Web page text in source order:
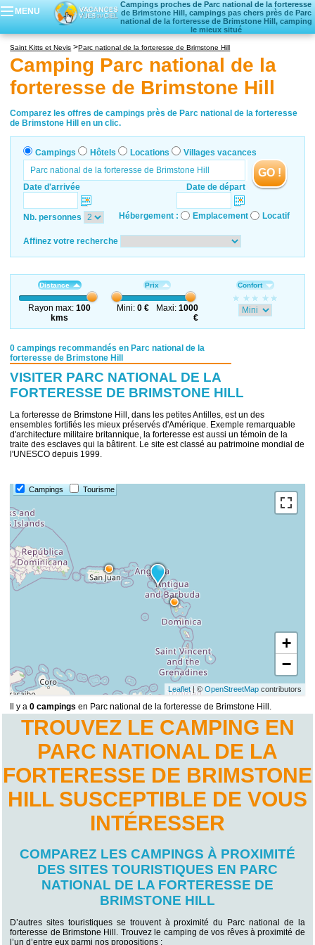
MENU
Campings proches de Parc national de la forteresse
de Brimstone Hill, campings pas chers près de Parc
national de la forteresse de Brimstone Hill, camping
le mieux situé
Campings
Locations vacances
Villages vacances
Saint Kitts et Nevis Parc national de la forteresse de Brimstone Hill
Camping Parc national de la
forteresse de Brimstone Hill
Comparez les offres de campings près de Parc national de la forteresse
de Brimstone Hill en un clic.
Campings Hôtels Locations Villages vacances
Date d'arrivée Date de départ
GO !
Nb. personnes Hébergement : Emplacement Locatif
Affinez votre recherche
Distance
Rayon max:100
kms
Prix
Mini: 0 € Maxi:1000
€
Confort
0 campings recommandés en Parc national de la
forteresse de Brimstone Hill
VISITER PARC NATIONAL DE LA
FORTERESSE DE BRIMSTONE HILL
La forteresse de Brimstone Hill, dans les petites Antilles, est un des
ensembles fortifiés les mieux préservés d'Amérique. Exemple remarquable
d'architecture militaire britannique, la forteresse est aussi un témoin de la
traite des esclaves qui la bâtirent. Le site est classé au patrimoine mondial de
l'UNESCO depuis 1999.
Campings Tourisme
+
−
Leaflet| © OpenStreetMapcontributors
Il y a0 campings en Parc national de la forteresse de Brimstone Hill.
TROUVEZ LE CAMPING EN
PARC NATIONAL DE LA
FORTERESSE DE BRIMSTONE
HILL SUSCEPTIBLE DE VOUS
INTÉRESSER
COMPAREZ LES CAMPINGS À PROXIMITÉ
DES SITES TOURISTIQUES EN PARC
NATIONAL DE LA FORTERESSE DE
BRIMSTONE HILL
D’autres sites touristiques se trouvent à proximité du Parc national de la
forteresse de Brimstone Hill. Trouvez le camping de vos rêves à proximité de
l’un d’entre eux parmi nos propositions :